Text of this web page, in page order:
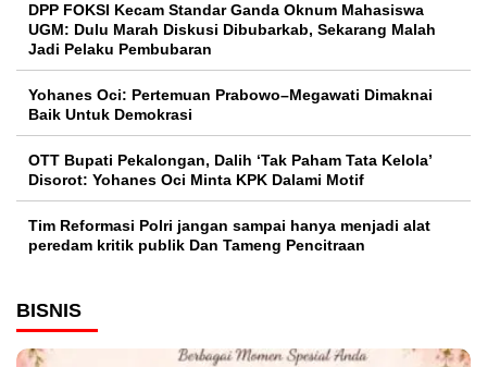
DPP FOKSI Kecam Standar Ganda Oknum Mahasiswa
UGM: Dulu Marah Diskusi Dibubarkab, Sekarang Malah
Jadi Pelaku Pembubaran
Yohanes Oci: Pertemuan Prabowo–Megawati Dimaknai
Baik Untuk Demokrasi
OTT Bupati Pekalongan, Dalih ‘Tak Paham Tata Kelola’
Disorot: Yohanes Oci Minta KPK Dalami Motif
Tim Reformasi Polri jangan sampai hanya menjadi alat
peredam kritik publik Dan Tameng Pencitraan
BISNIS